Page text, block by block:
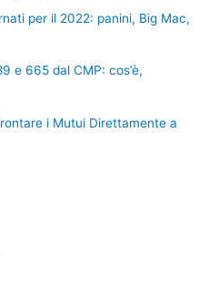
per il 2022: panini, Big Mac,
e 665 dal CMP: cos’è,
i Mutui Direttamente a